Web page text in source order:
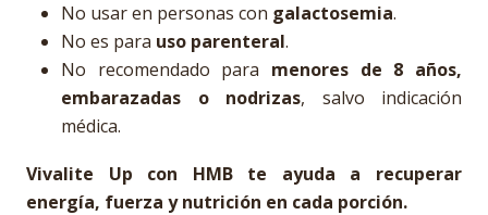
No usar en personas con galactosemia.
No es para uso parenteral.
No recomendado para menores de 8 años,
embarazadas o nodrizas, salvo indicación
médica.
Vivalite Up con HMB te ayuda a recuperar
energía, fuerza y nutrición en cada porción.